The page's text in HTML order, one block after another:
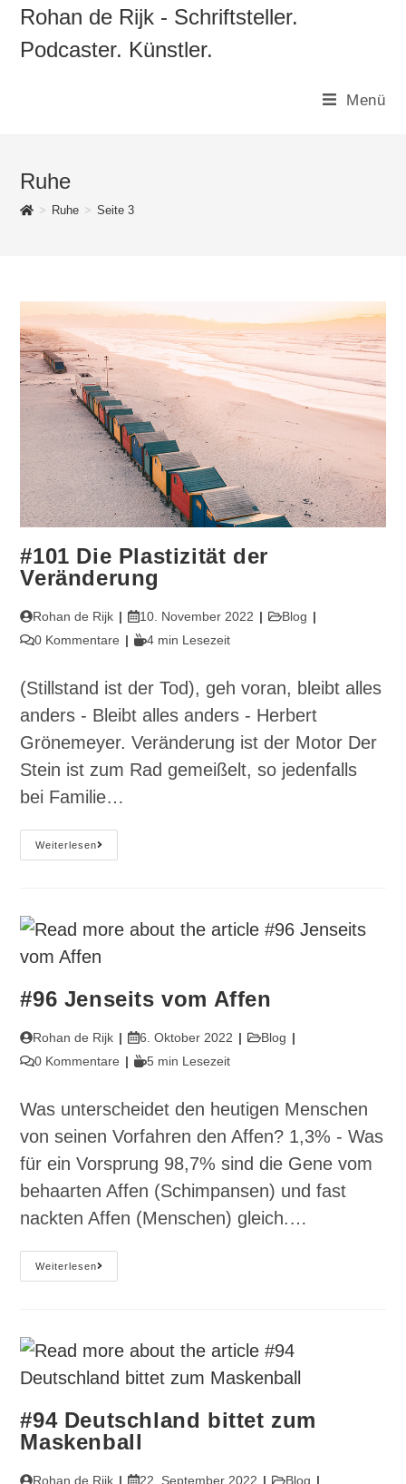
Zum
Inhalt
springen
Rohan de Rijk - Schriftsteller.
Podcaster. Künstler.
Menü
Ruhe
> Ruhe > Seite 3
#101 Die Plastizität der
Veränderung
Beitrags-
Autor:
Rohan de Rijk
Beitrag
veröffentlicht:
10. November 2022
Beitrags-
Blog
Beitrags-
0 Kommentare Lesedauer:
4 min Lesezeit
(Stillstand ist der Tod), geh voran, bleibt alles
anders - Bleibt alles anders - Herbert
Grönemeyer. Veränderung ist der Motor Der
Stein ist zum Rad gemeißelt, so jedenfalls
bei Familie…
Weiterlesen#101
Die
#96 Jenseits vom Affen
Beitrags-
Autor:
Rohan de Rijk
Beitrag
veröffentlicht:
6. Oktober 2022
Beitrags-
Blog
Beitrags-
0 Kommentare Lesedauer:
5 min Lesezeit
Was unterscheidet den heutigen Menschen
von seinen Vorfahren den Affen? 1,3% - Was
für ein Vorsprung 98,7% sind die Gene vom
behaarten Affen (Schimpansen) und fast
nackten Affen (Menschen) gleich.…
Weiterlesen#96
Jenseits
#94 Deutschland bittet zum
Maskenball
Beitrags-
Rohan de Rijk
Beitrag
22. September 2022
Beitrags-
Blog